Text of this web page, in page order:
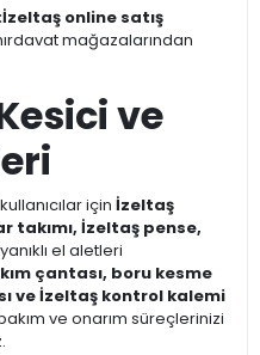
İzeltaş online satış
mağazalarından
ve
için İzeltaş
takımı, İzeltaş pense,
el aletleri
çantası, boru kesme
ve İzeltaş kontrol kalemi
ve onarım süreçlerinizi